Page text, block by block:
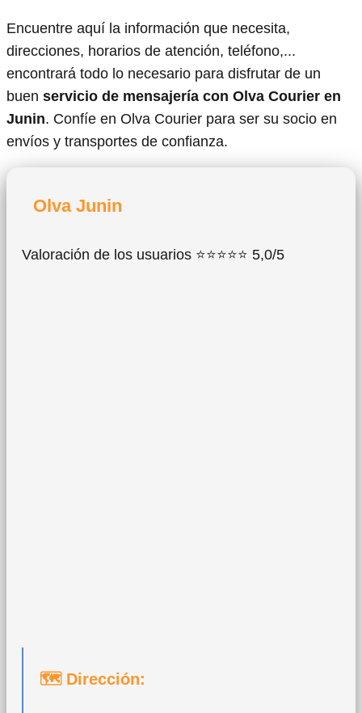
Encuentre aquí la información que necesita,
direcciones, horarios de atención, teléfono,...
encontrará todo lo necesario para disfrutar de un
buen servicio de mensajería con Olva Courier en
Junin. Confíe en Olva Courier para ser su socio en
envíos y transportes de confianza.
Olva Junin
Valoración de los usuarios ⭐⭐⭐⭐⭐ 5,0/5
🗺 Dirección: